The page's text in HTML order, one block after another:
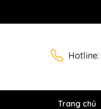
Hotline:
Trang chủ